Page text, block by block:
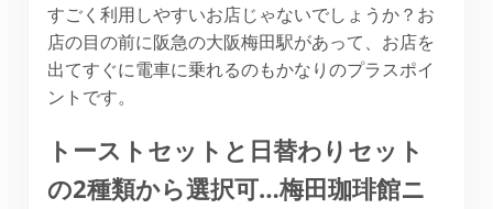
すごく利用しやすいお店じゃないでしょうか？お
店の目の前に阪急の大阪梅田駅があって、お店を
出てすぐに電車に乗れるのもかなりのプラスポイ
ントです。
トーストセットと日替わりセット
の2種類から選択可…梅田珈琲館ニ